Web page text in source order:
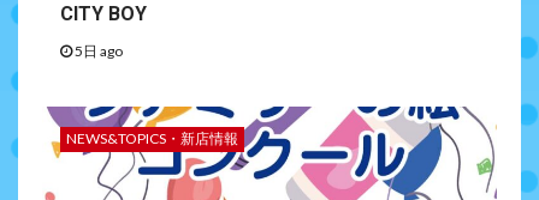
CITY BOY
5日 ago
NEWS&TOPICS・新店情報